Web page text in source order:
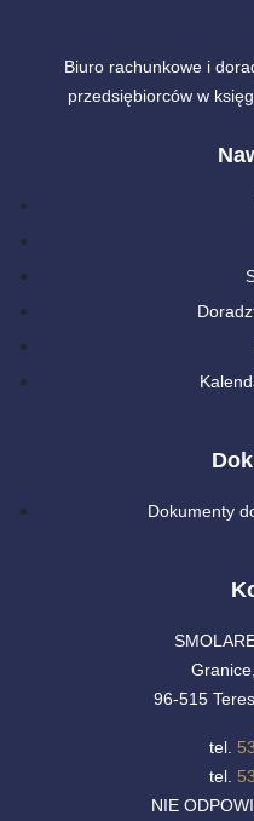
Biuro rachunkowe i
przedsiębiorców w
Dokumenty
96-515
tel.
tel.
NIE